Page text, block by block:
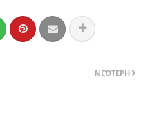
ΝΕΌΤΕΡΗ